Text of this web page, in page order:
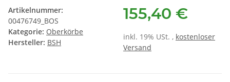
Artikelnummer:
00476749_BOS
Kategorie: Oberkörbe
Hersteller: BSH
155,40 €
inkl. 19% USt. , kostenloser
Versand